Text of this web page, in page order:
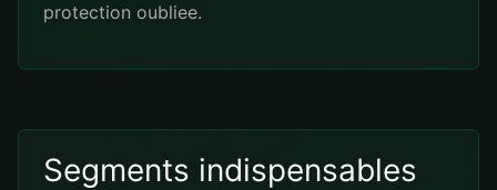
protection oubliee.
Segments indispensables